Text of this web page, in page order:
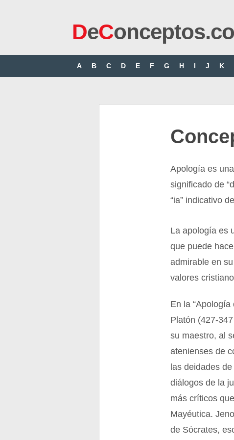
DeC
A B C D E F G H I J K
Apología es
significado de
“ia” indicativo
La apología es
que puede
admirable en
valores
En la
Platón (427-
su maestro, al
atenienses de
las deidades
diálogos de la
más críticos
Mayéutica.
de Sócrates,